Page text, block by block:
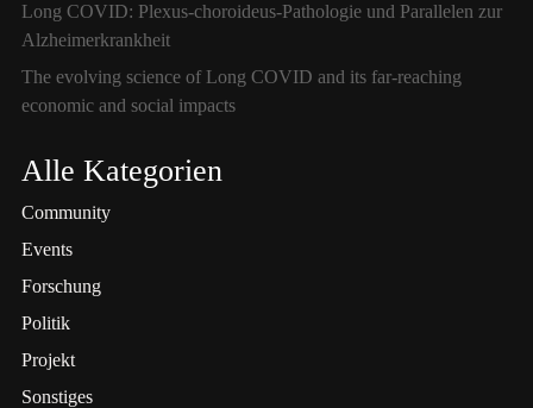
Long COVID: Plexus-choroideus-Pathologie und Parallelen zur
Alzheimerkrankheit
The evolving science of Long COVID and its far-reaching
economic and social impacts
Alle Kategorien
Community
Events
Forschung
Politik
Projekt
Sonstiges